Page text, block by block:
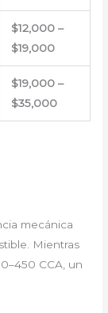
$12,000 –
$19,000
$19,000 –
$35,000
mecánica
Mientras
CCA, un